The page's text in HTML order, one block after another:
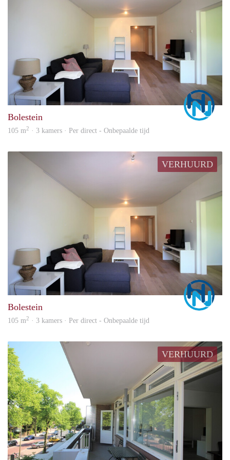
Bolestein
105 m2 · 3 kamers · Per direct - Onbepaalde tijd
VERHUURD
Bolestein
105 m2 · 3 kamers · Per direct - Onbepaalde tijd
VERHUURD